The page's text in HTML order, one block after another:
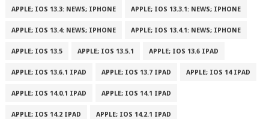
APPLE; IOS 13.3: NEWS; IPHONE APPLE; IOS 13.3.1: NEWS; IPHONE
APPLE; IOS 13.4: NEWS; IPHONE APPLE; IOS 13.4.1: NEWS; IPHONE
APPLE; IOS 13.5 APPLE; IOS 13.5.1 APPLE; IOS 13.6 IPAD
APPLE; IOS 13.6.1 IPAD APPLE; IOS 13.7 IPAD APPLE; IOS 14 IPAD
APPLE; IOS 14.0.1 IPAD APPLE; IOS 14.1 IPAD
APPLE; IOS 14.2 IPAD APPLE; IOS 14.2.1 IPAD